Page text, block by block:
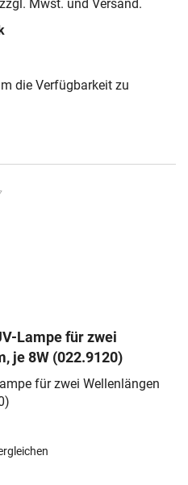
Mwst. und Versand.
die Verfügbarkeit zu
Lampe für zwei
je 8W (022.9120)
für zwei Wellenlängen